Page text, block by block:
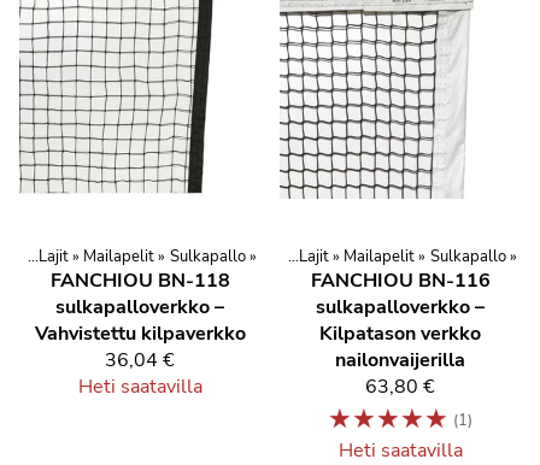
‪» Lajit‪» Mailapelit‪» Sulkapallo‪»
FANCHIOU BN-118
sulkapalloverkko –
Vahvistettu kilpaverkko
36,04 €
Heti saatavilla
ja vapaa-aika‪» Urheilu ja kuntoilu ‪» Lajit‪» Mailapelit‪» Sulkapallo‪»
FANCHIOU BN-116
sulkapalloverkko –
Kilpatason verkko
nailonvaijerilla
63,80 €
☆☆☆☆☆ (1)
Heti saatavilla